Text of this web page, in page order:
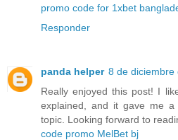
promo code for 1xbet
Responder
panda helper 8 de diciembre
Really enjoyed this post! I
explained, and it gave me
topic. Looking forward to
code promo MelBet bj